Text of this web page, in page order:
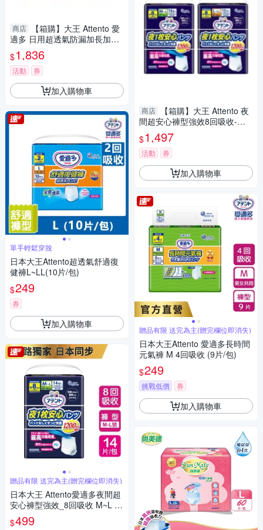
商店
【箱購】大王 Attento 愛
適多 日用超透氣防漏加長加寬
尿片-4回吸收 (38片/4包/箱)
【杏一】
$1,836
活動 券
加入購物車
單手輕鬆穿脫
日本大王Attento超透氣舒適復
健褲L~LL(10片/包)
$249
券
加入購物車
贈品有限 送完為主(贈完欄位即消失)
日本大王 Attento愛適多夜間超
安心褲型強效_8回吸收 M~L (1
4片/包)
$499
商店
【箱購】大王 Attento 夜
間超安心褲型強效8回吸收-男
女共用 (M~LL號/3包/箱)【杏
一】
$1,497
活動 券
加入購物車
贈品有限 送完為主(贈完欄位即消失)
日本大王Attento 愛適多長時間
元氣褲 M 4回吸收 (9片/包)
$249
挑戰低價 券
加入購物車